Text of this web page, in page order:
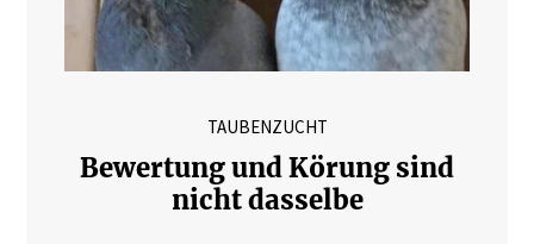
TAUBENZUCHT
Bewertung und Körung sind
nicht dasselbe